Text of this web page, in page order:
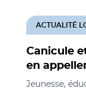
Canicule
en
ACTUALITÉ
Jeunesse,